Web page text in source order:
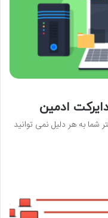
ادمین
شما به هر دلیل نمی توانید